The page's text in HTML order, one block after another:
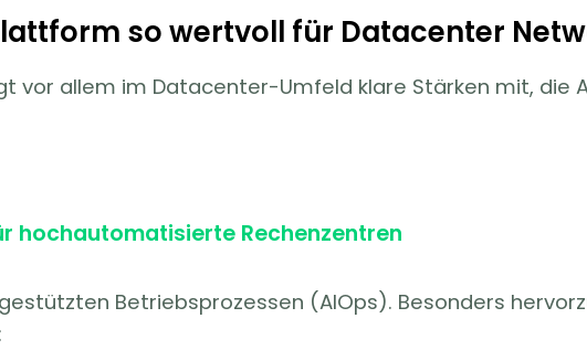
so wertvoll für Datacenter
vor allem im Datacenter-Umfeld klare Stärken mit, die
hochautomatisierte Rechenzentren
Betriebsprozessen (AIOps). Besonders